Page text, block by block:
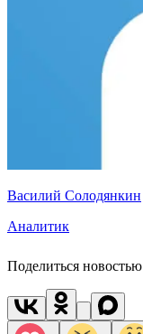
Василий Солодянкин
Аналитик
Поделиться новостью